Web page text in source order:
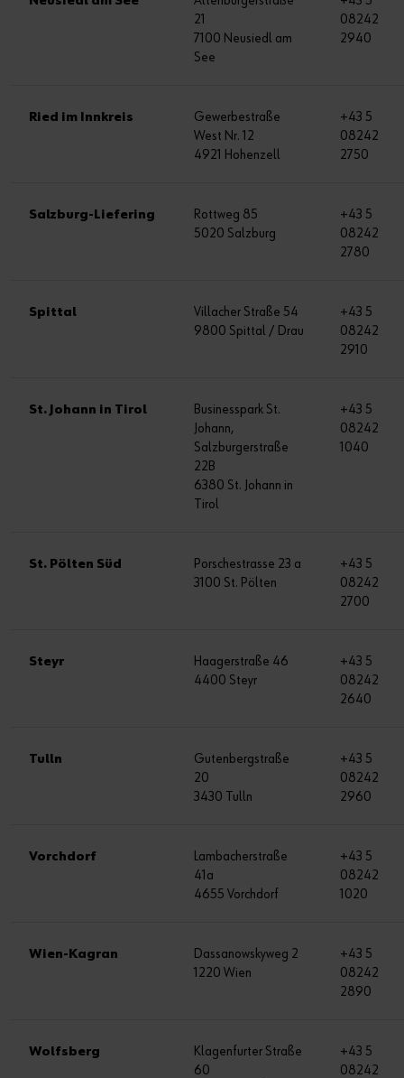
21
7100 Neusiedl am
See
08242
2940
Ried im Innkreis
Gewerbestraße
West Nr. 12
4921 Hohenzell
+43 5
08242
2750
Salzburg-Liefering
Rottweg 85
5020 Salzburg
+43 5
08242
2780
Spittal
Villacher Straße 54
9800 Spittal / Drau
+43 5
08242
2910
St. Johann in Tirol
Businesspark St.
Johann,
Salzburgerstraße
22B
6380 St. Johann in
Tirol
+43 5
08242
1040
St. Pölten Süd
Porschestrasse 23 a
3100 St. Pölten
+43 5
08242
2700
Steyr
Haagerstraße 46
4400 Steyr
+43 5
08242
2640
Tulln
Gutenbergstraße
20
3430 Tulln
+43 5
08242
2960
Vorchdorf
Lambacherstraße
41a
4655 Vorchdorf
+43 5
08242
1020
Wien-Kagran
Dassanowskyweg 2
1220 Wien
+43 5
08242
2890
Wolfsberg
Klagenfurter Straße
60
+43 5
08242